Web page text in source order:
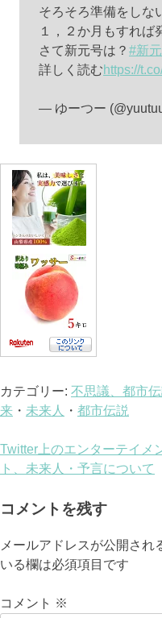
そろそろ準備をしな
１，２か月もすれば
さて新元号は？ #新
詳しく読むhttps://
— ゆーつー
カテゴリー: 不思議、都市
来 ・ 未来人 ・ 都市伝説
投
ナ
ビ
ゲ
ー
Twitter上のエンターテイメ
ト、未来人・予言について
コメントを残す
メールアドレスが公開され
いる欄は必須項目です
コメント ※